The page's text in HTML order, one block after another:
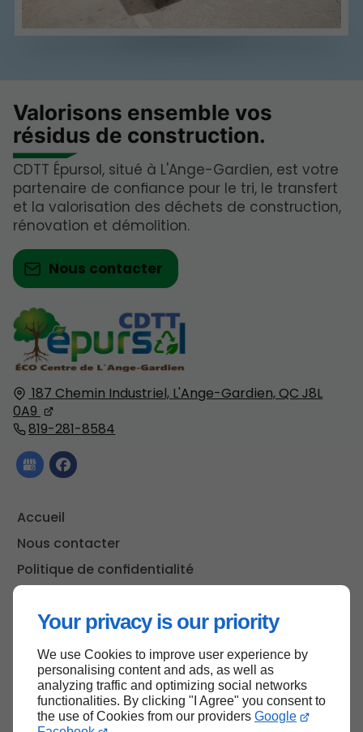
Your privacy is our priority
We use Cookies to improve user experience by
personalising content and ads, as well as
analyzing traffic and optimizing social networks
functionalities. By clicking "I Agree" you consent to
the use of Cookies from our providers Google
187 Chemin Industriel, L'Ange-Gardien, QC J8L
0A9
819-281-8584
Accueil
Nous contacter
Politique de confidentialité
Valorisons ensemble vos
résidus de construction.
CDTT Épursol, situé à L'Ange-Gardien, est votre
partenaire de confiance pour le tri, le transfert
et la valorisation des déchets de construction,
rénovation et démolition.
Nous contacter
Haut de page